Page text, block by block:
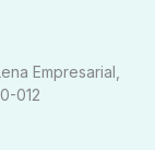
Empresarial,
012